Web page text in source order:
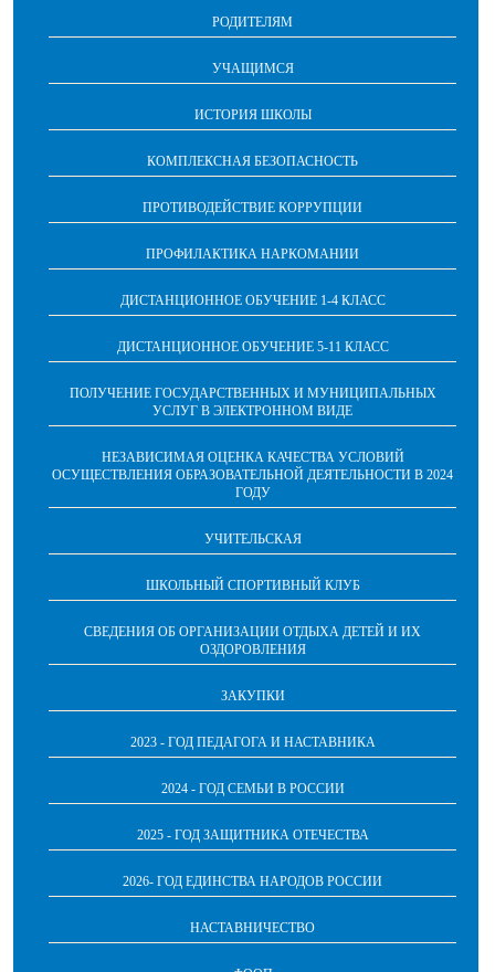
РОДИТЕЛЯМ
УЧАЩИМСЯ
ИСТОРИЯ ШКОЛЫ
КОМПЛЕКСНАЯ БЕЗОПАСНОСТЬ
ПРОТИВОДЕЙСТВИЕ КОРРУПЦИИ
ПРОФИЛАКТИКА НАРКОМАНИИ
ДИСТАНЦИОННОЕ ОБУЧЕНИЕ 1-4 КЛАСС
ДИСТАНЦИОННОЕ ОБУЧЕНИЕ 5-11 КЛАСС
ПОЛУЧЕНИЕ ГОСУДАРСТВЕННЫХ И МУНИЦИПАЛЬНЫХ
УСЛУГ В ЭЛЕКТРОННОМ ВИДЕ
НЕЗАВИСИМАЯ ОЦЕНКА КАЧЕСТВА УСЛОВИЙ
ОСУЩЕСТВЛЕНИЯ ОБРАЗОВАТЕЛЬНОЙ ДЕЯТЕЛЬНОСТИ В 2024
ГОДУ
УЧИТЕЛЬСКАЯ
ШКОЛЬНЫЙ СПОРТИВНЫЙ КЛУБ
СВЕДЕНИЯ ОБ ОРГАНИЗАЦИИ ОТДЫХА ДЕТЕЙ И ИХ
ОЗДОРОВЛЕНИЯ
ЗАКУПКИ
2023 - ГОД ПЕДАГОГА И НАСТАВНИКА
2024 - ГОД СЕМЬИ В РОССИИ
2025 - ГОД ЗАЩИТНИКА ОТЕЧЕСТВА
2026- ГОД ЕДИНСТВА НАРОДОВ РОССИИ
НАСТАВНИЧЕСТВО